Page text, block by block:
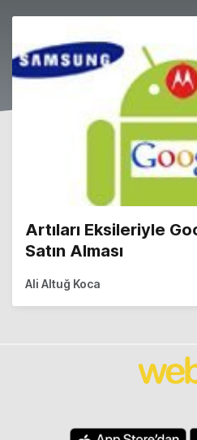
Artıları Eksileriyle
Satın Alması
Ali Altuğ Koca